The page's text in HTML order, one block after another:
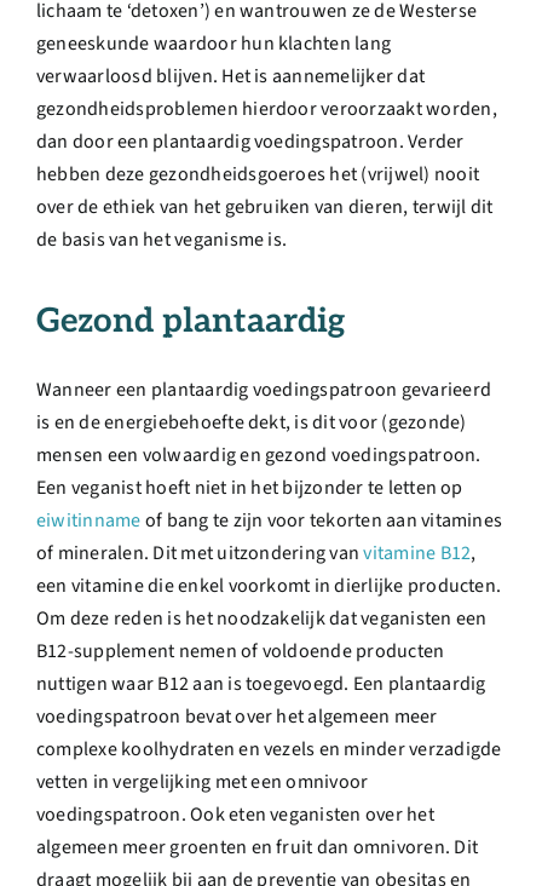
lichaam te ‘detoxen’) en wantrouwen ze de Westerse
geneeskunde waardoor hun klachten lang
verwaarloosd blijven. Het is aannemelijker dat
gezondheidsproblemen hierdoor veroorzaakt worden,
dan door een plantaardig voedingspatroon. Verder
hebben deze gezondheidsgoeroes het (vrijwel) nooit
over de ethiek van het gebruiken van dieren, terwijl dit
de basis van het veganisme is.
Gezond plantaardig
Wanneer een plantaardig voedingspatroon gevarieerd
is en de energiebehoefte dekt, is dit voor (gezonde)
mensen een volwaardig en gezond voedingspatroon.
Een veganist hoeft niet in het bijzonder te letten op
eiwitinnameof bang te zijn voor tekorten aan vitamines
of mineralen. Dit met uitzondering vanvitamine B12,
een vitamine die enkel voorkomt in dierlijke producten.
Om deze reden is het noodzakelijk dat veganisten een
B12-supplement nemen of voldoende producten
nuttigen waar B12 aan is toegevoegd. Een plantaardig
voedingspatroon bevat over het algemeen meer
complexe koolhydraten en vezels en minder verzadigde
vetten in vergelijking met een omnivoor
voedingspatroon. Ook eten veganisten over het
algemeen meer groenten en fruit dan omnivoren. Dit
draagt mogelijk bij aan de preventie van obesitas en